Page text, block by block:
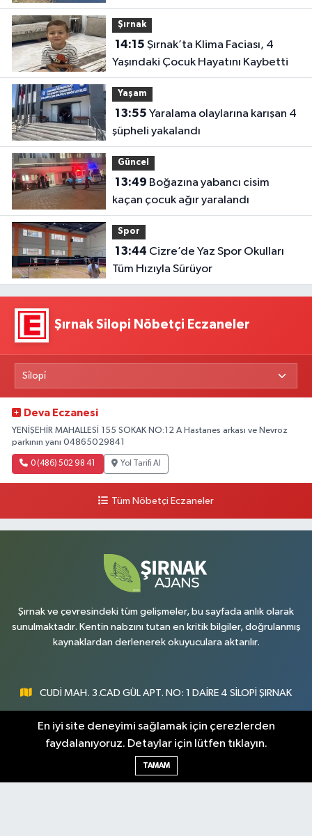
Şırnak
14:15
Yaşındaki Çocuk Hayatını Kaybetti
Yaşam
13:55
şüpheli yakalandı
Güncel
13:49
kaçan çocuk ağır yaralandı
Spor
13:44
Tüm Hızıyla Sürüyor
Şırnak Silopi Nöbetçi Eczaneler
Deva Eczanesi
YENİŞEHİR MAHALLESİ 155 SOKAK NO:12 A Hastanes arkası ve Nevroz
parkının yanı 04865029841
0 (486) 502 98 41 Yol Tarifi Al
Tüm Nöbetçi Eczaneler
Şırnak ve çevresindeki tüm gelişmeler, bu sayfada anlık olarak
sunulmaktadır. Kentin nabzını tutan en kritik bilgiler, doğrulanmış
kaynaklardan derlenerek okuyuculara aktarılır.
CUDİ MAH. 3.CAD GÜL APT. NO: 1 DAİRE 4 SİLOPİ ŞIRNAK
0547 300 73 73
[email protected]
En iyi site deneyimi sağlamak için çerezlerden
faydalanıyoruz. Detaylar için lütfen tıklayın.
TAMAM